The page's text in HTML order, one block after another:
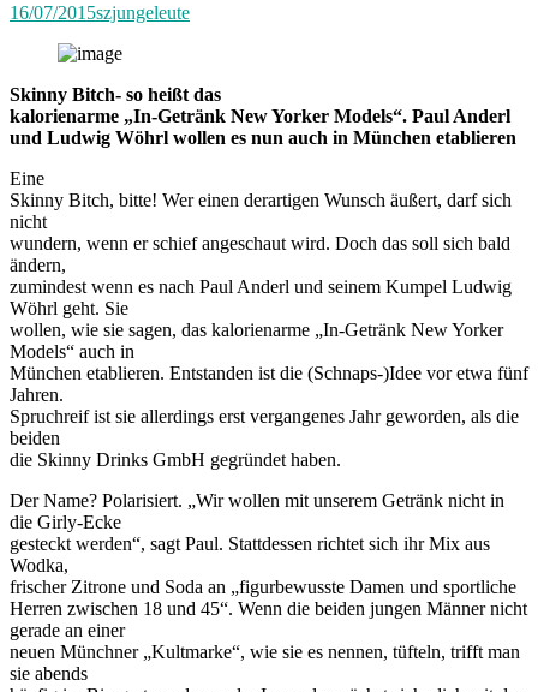
16/07/2015szjungeleute
Skinny Bitch- so heißt das
kalorienarme „In-Getränk New Yorker Models“. Paul Anderl
und Ludwig Wöhrl wollen es nun auch in München etablieren
Eine
Skinny Bitch, bitte! Wer einen derartigen Wunsch äußert, darf sich
nicht
wundern, wenn er schief angeschaut wird. Doch das soll sich bald
ändern,
zumindest wenn es nach Paul Anderl und seinem Kumpel Ludwig
Wöhrl geht. Sie
wollen, wie sie sagen, das kalorienarme „In-Getränk New Yorker
Models“ auch in
München etablieren. Entstanden ist die (Schnaps-)Idee vor etwa fünf
Jahren.
Spruchreif ist sie allerdings erst vergangenes Jahr geworden, als die
beiden
die Skinny Drinks GmbH gegründet haben.
Der Name? Polarisiert. „Wir wollen mit unserem Getränk nicht in
die Girly-Ecke
gesteckt werden“, sagt Paul. Stattdessen richtet sich ihr Mix aus
Wodka,
frischer Zitrone und Soda an „figurbewusste Damen und sportliche
Herren zwischen 18 und 45“. Wenn die beiden jungen Männer nicht
gerade an einer
neuen Münchner „Kultmarke“, wie sie es nennen, tüfteln, trifft man
sie abends